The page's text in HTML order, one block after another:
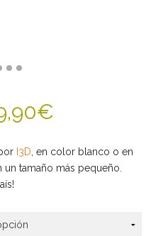
€
I3D , en color blanco o en
tamaño más pequeño.